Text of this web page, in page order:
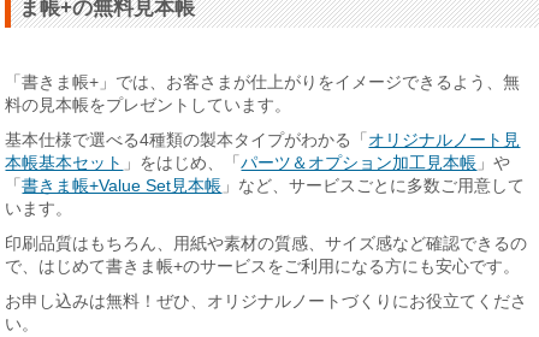
ま帳+の無料見本帳
「書きま帳+」では、お客さまが仕上がりをイメージできるよう、無
料の見本帳をプレゼントしています。
基本仕様で選べる4種類の製本タイプがわかる「 オリジナルノート見
本帳基本セット 」をはじめ、「パーツ＆オプション加工見本帳 」や
「書きま帳+Value Set見本帳 」など、サービスごとに多数ご用意して
います。
印刷品質はもちろん、用紙や素材の質感、サイズ感など確認できるの
で、はじめて書きま帳+のサービスをご利用になる方にも安心です。
お申し込みは無料！ぜひ、オリジナルノートづくりにお役立てくださ
い。